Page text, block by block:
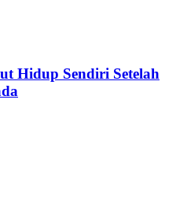
Hidup Sendiri Setelah